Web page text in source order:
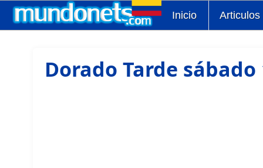
Inicio Articulos
Dorado Tarde